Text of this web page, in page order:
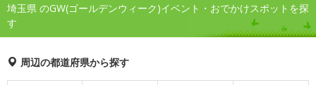
埼玉県 のGW(ゴールデンウィーク)イベント・おでかけスポットを探
す
周辺の都道府県から探す